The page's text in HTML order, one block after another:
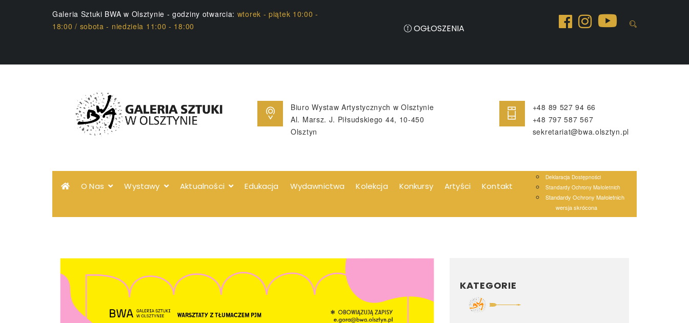
Galeria Sztuki BWA w Olsztynie - godziny otwarcia: wtorek - piątek 10:00 -
18:00 / sobota - niedziela 11:00 - 18:00
OGŁOSZENIA
Biuro Wystaw Artystycznych w Olsztynie
Al. Marsz. J. Piłsudskiego 44, 10-450
Olsztyn
+48 89 527 94 66
+48 797 587 567
sekretariat@bwa.olsztyn.pl
O Nas Wystawy Aktualności Edukacja Wydawnictwa Kolekcja Konkursy Artyści Kontakt
Deklaracja Dostępności
Standardy Ochrony Małoletnich
Standardy Ochrony Małoletnich
wersja skrócona
KATEGORIE